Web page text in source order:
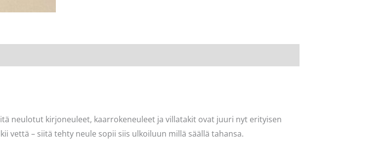
neulotut kirjoneuleet, kaarrokeneuleet ja villatakit ovat juuri nyt erityisen
vettä – siitä tehty neule sopii siis ulkoiluun millä säällä tahansa.